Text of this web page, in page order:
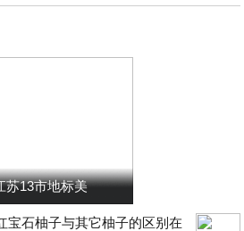
苏13市地标美
宝石柚子与其它柚子的区别在